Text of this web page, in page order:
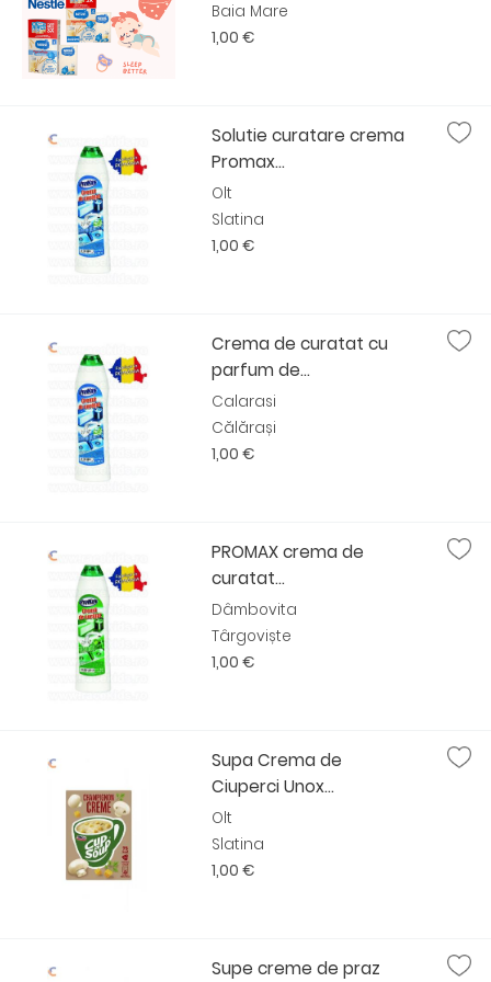
Baia Mare
1,00 €
Solutie curatare crema
Promax...
Olt
Slatina
1,00 €
Crema de curatat cu
parfum de...
Calarasi
Călărași
1,00 €
PROMAX crema de
curatat...
Dâmbovita
Târgoviște
1,00 €
Supa Crema de
Ciuperci Unox...
Olt
Slatina
1,00 €
Supe creme de praz